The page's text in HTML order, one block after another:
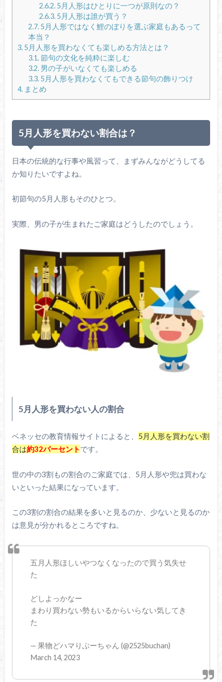
2.6.2.5月人形はひとりに一つが原則なの？
2.6.3.5月人形は誰が買う？
2.7.5月人形ではなく鯉のぼりを選ぶ家庭もあるって
本当？
3.5月人形を買わなくても楽しめる方法とは？
3.1.節句の文化を純粋に楽しむ
3.2.男の子がいなくても楽しめる
3.3.5月人形を買わなくてもできる節句の飾りつけ
4.まとめ
5月人形を買わない割合は？
日本の伝統的な行事や風習って、まずみんながどうしてる
か知りたいですよね。
初節句の5月人形もそのひとつ。
実際、男の子が生まれたご家庭はどうしたのでしょう。
5月人形を買わない人の割合
ベネッセの教育情報サイトによると、 5月人形を買わない割
合は約32パーセント です。
世の中の3割もの割合のご家庭では、5月人形や兜は買わな
いといった結果になっています。
この3割の割合の結果を多いと見るのか、少ないと見るのか
は意見が分かれるところですね。
五月人形ほしいやつなくなったので買う気失せ
た
どしよっかなー
まわり買わない勢もいるからいらない気してき
た
— 果物どハマりぶーちゃん (@2525buchan)
March 14, 2023